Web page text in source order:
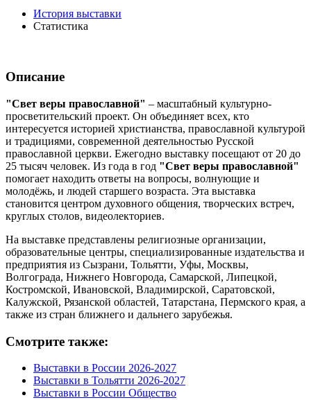
История выставки
Статистика
Описание
"Свет веры православной" – масштабный культурно-
просветительский проект. Он объединяет всех, кто
интересуется историей христианства, православной культурой
и традициями, современной деятельностью Русской
православной церкви. Ежегодно выставку посещают от 20 до
25 тысяч человек. Из года в год "Свет веры православной"
помогает находить ответы на вопросы, волнующие и
молодёжь, и людей старшего возраста. Эта выставка
становится центром духовного общения, творческих встреч,
круглых столов, видеолекториев.
На выставке представлены религиозные организации,
образовательные центры, специализированные издательства и
предприятия из Сызрани, Тольятти, Уфы, Москвы,
Волгограда, Нижнего Новгорода, Самарской, Липецкой,
Костромской, Ивановской, Владимирской, Саратовской,
Калужской, Рязанской областей, Татарстана, Пермского края, а
также из стран ближнего и дальнего зарубежья.
Смотрите также:
Выставки в России 2026-2027
Выставки в Тольятти 2026-2027
Выставки в России Общество